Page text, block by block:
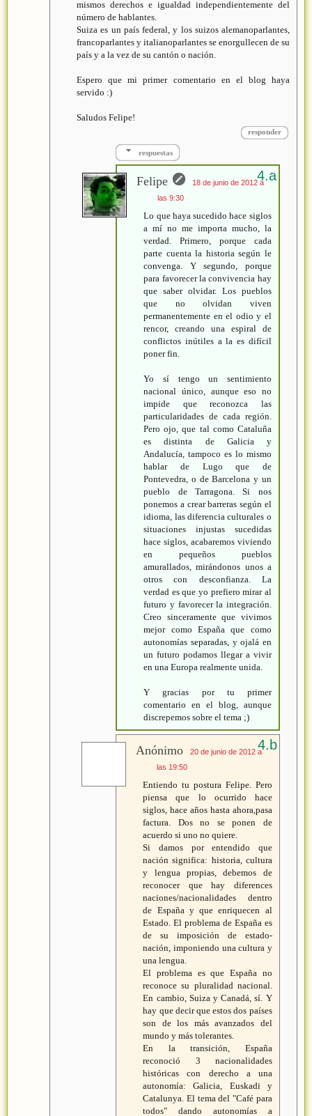
mismos derechos e igualdad independientemente del
número de hablantes.
Suiza es un país federal, y los suizos alemanoparlantes,
francoparlantes y italianoparlantes se enorgullecen de su
país y a la vez de su cantón o nación.
Espero que mi primer comentario en el blog haya
servido :)
Saludos Felipe!
responder
respuestas
Felipe
18 de junio de 2012 a
las 9:30
Lo que haya sucedido hace siglos
a mí no me importa mucho, la
verdad. Primero, porque cada
parte cuenta la historia según le
convenga. Y segundo, porque
para favorecer la convivencia hay
que saber olvidar. Los pueblos
que no olvidan viven
permanentemente en el odio y el
rencor, creando una espiral de
conflictos inútiles a la es difícil
poner fin.
Yo sí tengo un sentimiento
nacional único, aunque eso no
impide que reconozca las
particularidades de cada región.
Pero ojo, que tal como Cataluña
es distinta de Galicia y
Andalucía, tampoco es lo mismo
hablar de Lugo que de
Pontevedra, o de Barcelona y un
pueblo de Tarragona. Si nos
ponemos a crear barreras según el
idioma, las diferencia culturales o
situaciones injustas sucedidas
hace siglos, acabaremos viviendo
en pequeños pueblos
amurallados, mirándonos unos a
otros con desconfianza. La
verdad es que yo prefiero mirar al
futuro y favorecer la integración.
Creo sinceramente que vivimos
mejor como España que como
autonomías separadas, y ojalá en
un futuro podamos llegar a vivir
en una Europa realmente unida.
Y gracias por tu primer
comentario en el blog, aunque
discrepemos sobre el tema ;)
Anónimo
20 de junio de 2012 a
las 19:50
Entiendo tu postura Felipe. Pero
piensa que lo ocurrido hace
siglos, hace años hasta ahora,pasa
factura. Dos no se ponen de
acuerdo si uno no quiere.
Si damos por entendido que
nación significa: historia, cultura
y lengua propias, debemos de
reconocer que hay diferences
naciones/nacionalidades dentro
de España y que enriquecen al
Estado. El problema de España es
de su imposición de estado-
nación, imponiendo una cultura y
una lengua.
El problema es que España no
reconoce su pluralidad nacional.
En cambio, Suiza y Canadá, sí. Y
hay que decir que estos dos países
son de los más avanzados del
mundo y más tolerantes.
En la transición, España
reconoció 3 nacionalidades
históricas con derecho a una
autonomía: Galicia, Euskadi y
Catalunya. El tema del "Café para
todos" dando autonomías a